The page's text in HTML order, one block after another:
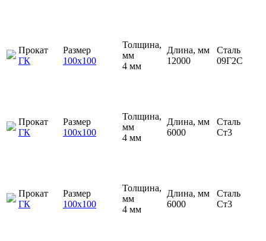
Прокат
ГК
Размер
100х100
Толщина,
мм
4 мм
Длина, мм
12000
Сталь
09Г2С
Прокат
ГК
Размер
100х100
Толщина,
мм
4 мм
Длина, мм
6000
Сталь
Ст3
Прокат
ГК
Размер
100х100
Толщина,
мм
4 мм
Длина, мм
6000
Сталь
Ст3